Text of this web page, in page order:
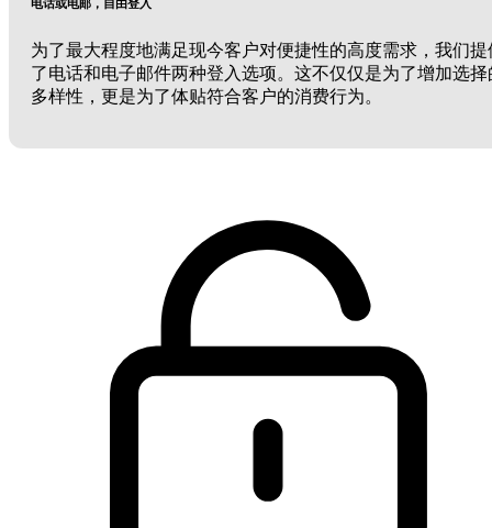
电话或电邮，自由登入
为了最大程度地满足现今客户对便捷性的高度需求，我们提
了电话和电子邮件两种登入选项。这不仅仅是为了增加选择
多样性，更是为了体贴符合客户的消费行为。